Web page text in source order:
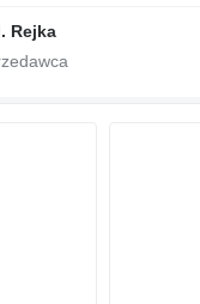
Rejka